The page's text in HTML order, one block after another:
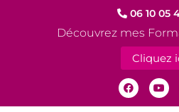
06 10 05
Découvrez mes
Cliquez